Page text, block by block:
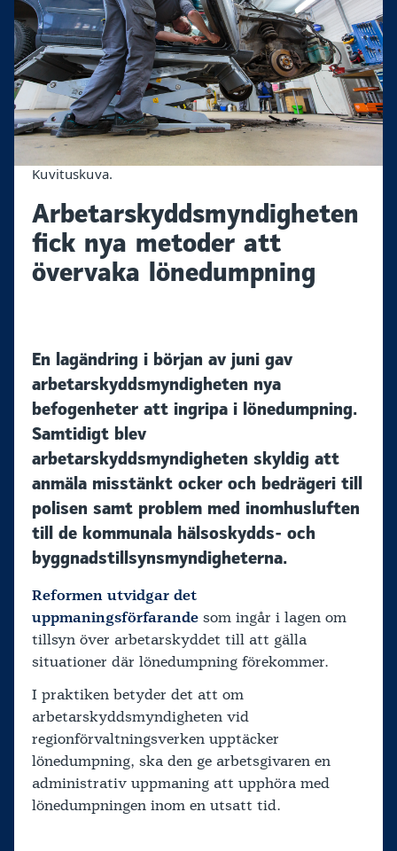
Kuvituskuva.
Arbetarskyddsmyndigheten
fick nya metoder att
övervaka lönedumpning
En lagändring i början av juni gav
arbetarskyddsmyndigheten nya
befogenheter att ingripa i lönedumpning.
Samtidigt blev
arbetarskyddsmyndigheten skyldig att
anmäla misstänkt ocker och bedrägeri till
polisen samt problem med inomhusluften
till de kommunala hälsoskydds- och
byggnadstillsynsmyndigheterna.
Reformen utvidgar det
uppmaningsförfarande som ingår i lagen om
tillsyn över arbetarskyddet till att gälla
situationer där lönedumpning förekommer.
I praktiken betyder det att om
arbetarskyddsmyndigheten vid
regionförvaltningsverken upptäcker
lönedumpning, ska den ge arbetsgivaren en
administrativ uppmaning att upphöra med
lönedumpningen inom en utsatt tid.